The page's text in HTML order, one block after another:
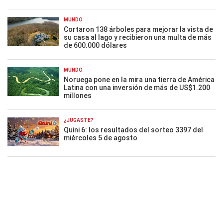
MUNDO
Cortaron 138 árboles para mejorar la vista de
su casa al lago y recibieron una multa de más
de 600.000 dólares
MUNDO
Noruega pone en la mira una tierra de América
Latina con una inversión de más de US$1.200
millones
¿JUGASTE?
Quini 6: los resultados del sorteo 3397 del
miércoles 5 de agosto